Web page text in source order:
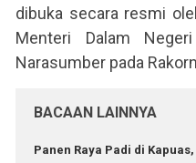
dibuka secara resmi
Menteri Dalam
Narasumber pada
BACAAN LAINNYA
Panen Raya Padi di